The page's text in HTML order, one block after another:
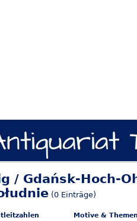
/ Gdańsk-Hoch-
(0 Einträge)
Motive & Themen